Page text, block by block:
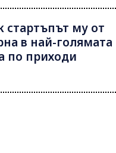
стартъпът му от
в най-голямата
по приходи